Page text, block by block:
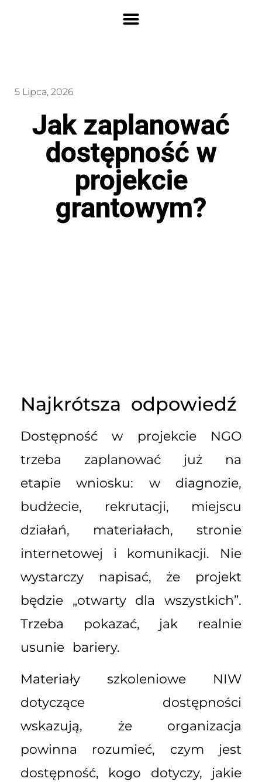
5 Lipca, 2026
Jak zaplanować
dostępność w
projekcie
grantowym?
Najkrótsza odpowiedź
Dostępność w projekcie NGO
trzeba zaplanować już na
etapie wniosku: w diagnozie,
budżecie, rekrutacji, miejscu
działań, materiałach, stronie
internetowej i komunikacji. Nie
wystarczy napisać, że projekt
będzie „otwarty dla wszystkich”.
Trzeba pokazać, jak realnie
usunie bariery.
Materiały szkoleniowe NIW
dotyczące dostępności
wskazują, że organizacja
powinna rozumieć, czym jest
dostępność, kogo dotyczy, jakie